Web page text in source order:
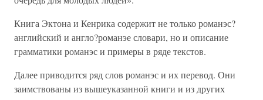
Книга Эктона и Кенрика содержит не только романэс?
английский и англо?романэе словари, но и описание
грамматики романэс и примеры в ряде текстов.
Далее приводится ряд слов романэс и их перевод. Они
заимствованы из вышеуказанной книги и из других